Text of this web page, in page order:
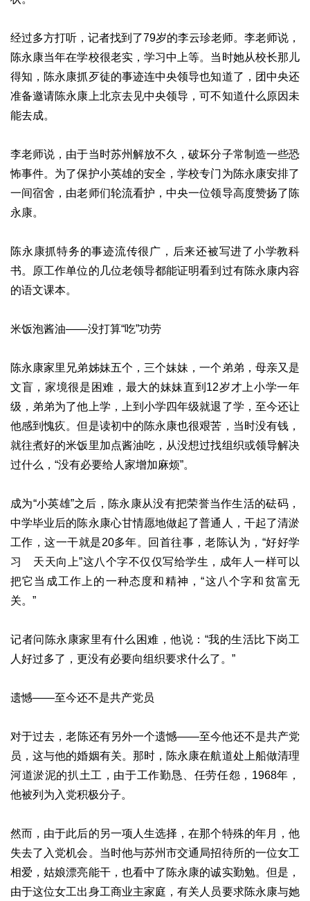
经过多方打听，记者找到了79岁的李云珍老师。李老师说，
陈永康当年在学校很老实，学习中上等。当时她从校长那儿
得知，陈永康抓歹徒的事迹连中央领导也知道了，团中央还
准备邀请陈永康上北京去见中央领导，可不知道什么原因未
能去成。
李老师说，由于当时苏州解放不久，破坏分子常制造一些恐
怖事件。为了保护小英雄的安全，学校专门为陈永康安排了
一间宿舍，由老师们轮流看护，中央一位领导高度赞扬了陈
永康。
陈永康抓特务的事迹流传很广，后来还被写进了小学教科
书。原工作单位的几位老领导都能证明看到过有陈永康内容
的语文课本。
米饭泡酱油——没打算“吃”功劳
陈永康家里兄弟姊妹五个，三个妹妹，一个弟弟，母亲又是
文盲，家境很是困难，最大的妹妹直到12岁才上小学一年
级，弟弟为了他上学，上到小学四年级就退了学，至今还让
他感到愧疚。但是读初中的陈永康也很艰苦，当时没有钱，
就往煮好的米饭里加点酱油吃，从没想过找组织或领导解决
过什么，“没有必要给人家增加麻烦”。
成为“小英雄”之后，陈永康从没有把荣誉当作生活的砝码，
中学毕业后的陈永康心甘情愿地做起了普通人，干起了清淤
工作，这一干就是20多年。回首往事，老陈认为，“好好学
习 天天向上”这八个字不仅仅写给学生，成年人一样可以
把它当成工作上的一种态度和精神，“这八个字和贫富无
关。”
记者问陈永康家里有什么困难，他说：“我的生活比下岗工
人好过多了，更没有必要向组织要求什么了。”
遗憾——至今还不是共产党员
对于过去，老陈还有另外一个遗憾——至今他还不是共产党
员，这与他的婚姻有关。那时，陈永康在航道处上船做清理
河道淤泥的扒土工，由于工作勤恳、任劳任怨，1968年，
他被列为入党积极分子。
然而，由于此后的另一项人生选择，在那个特殊的年月，他
失去了入党机会。当时他与苏州市交通局招待所的一位女工
相爱，姑娘漂亮能干，也看中了陈永康的诚实勤勉。但是，
由于这位女工出身工商业主家庭，有关人员要求陈永康与她